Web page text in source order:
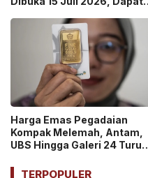
Harga Emas Pegadaian
Kompak Melemah, Antam,
UBS Hingga Galeri 24 Turun
TERPOPULER